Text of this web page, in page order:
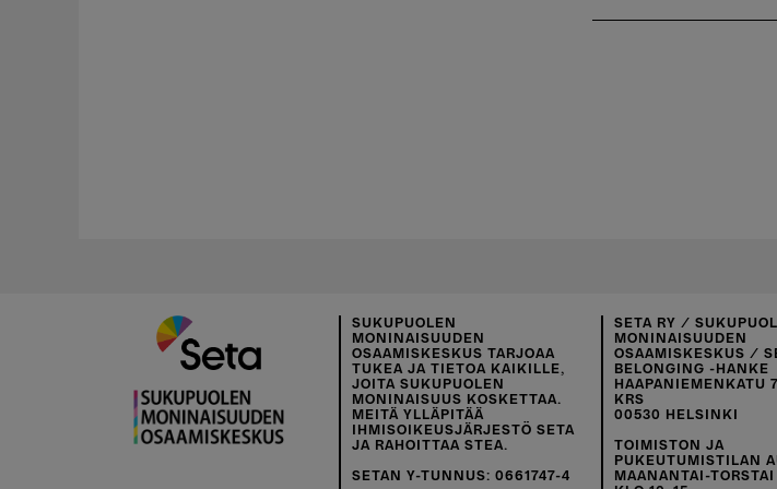
SUKUPUOLEN
MONINAISUUDEN
OSAAMISKESKUS TARJOAA
TUKEA JA TIETOA KAIKILLE,
JOITA SUKUPUOLEN
MONINAISUUS KOSKETTAA.
MEITÄ YLLÄPITÄÄ
IHMISOIKEUSJÄRJESTÖ SETA
JA RAHOITTAA STEA.
SETAN Y-TUNNUS: 0661747-4
SETA RY /
MONINAISUUDEN
OSAAMISKESKUS /
BELONGING -HANKE
HAAPANIEMENKATU
KRS
00530 HELSINKI
TOIMISTON JA
PUKEUTUMISTILAN
MAANANTAI-TORSTAI